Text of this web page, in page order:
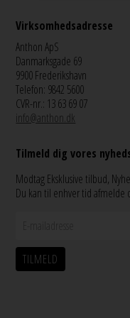
Virksomhedsadresse
Anthon ApS
Danmarksgade 69
9900 Frederikshavn
Telefon: 9842 5600
CVR-nr.: 13 63 69 07
info@anthon.dk
Tilmeld dig vores
Modtag Eksklusive tilbud,
Du kan til enhver tid afmelde